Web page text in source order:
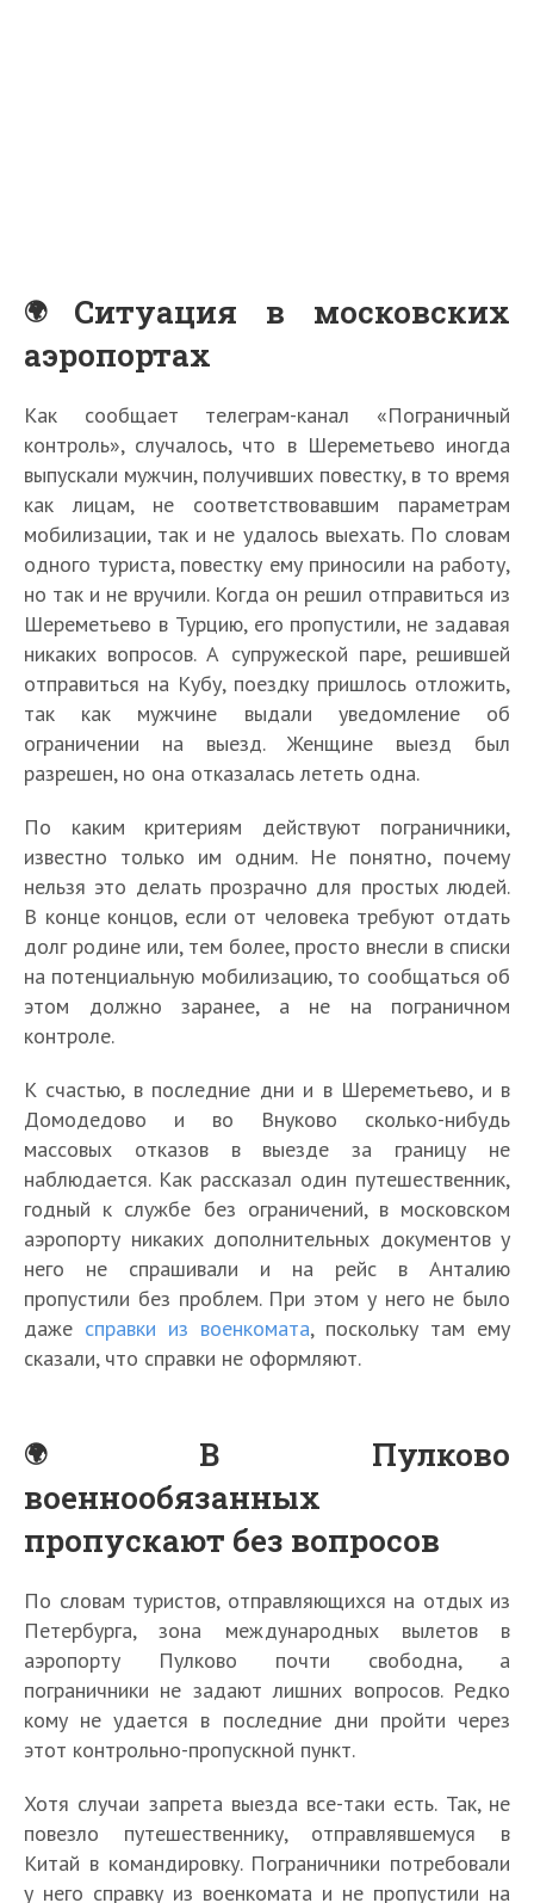
Ситуация в московских
аэропортах
Как сообщает телеграм-канал «Пограничный
контроль», случалось, что в Шереметьево иногда
выпускали мужчин, получивших повестку, в то время
как лицам, не соответствовавшим параметрам
мобилизации, так и не удалось выехать. По словам
одного туриста, повестку ему приносили на работу,
но так и не вручили. Когда он решил отправиться из
Шереметьево в Турцию, его пропустили, не задавая
никаких вопросов. А супружеской паре, решившей
отправиться на Кубу, поездку пришлось отложить,
так как мужчине выдали уведомление об
ограничении на выезд. Женщине выезд был
разрешен, но она отказалась лететь одна.
По каким критериям действуют пограничники,
известно только им одним. Не понятно, почему
нельзя это делать прозрачно для простых людей.
В конце концов, если от человека требуют отдать
долг родине или, тем более, просто внесли в списки
на потенциальную мобилизацию, то сообщаться об
этом должно заранее, а не на пограничном
контроле.
К счастью, в последние дни и в Шереметьево, и в
Домодедово и во Внуково сколько-нибудь
массовых отказов в выезде за границу не
наблюдается. Как рассказал один путешественник,
годный к службе без ограничений, в московском
аэропорту никаких дополнительных документов у
него не спрашивали и на рейс в Анталию
пропустили без проблем. При этом у него не было
даже справки из военкомата, поскольку там ему
сказали, что справки не оформляют.
В Пулково
военнообязанных
пропускают без вопросов
По словам туристов, отправляющихся на отдых из
Петербурга, зона международных вылетов в
аэропорту Пулково почти свободна, а
пограничники не задают лишних вопросов. Редко
кому не удается в последние дни пройти через
этот контрольно-пропускной пункт.
Хотя случаи запрета выезда все-таки есть. Так, не
повезло путешественнику, отправлявшемуся в
Китай в командировку. Пограничники потребовали
у него справку из военкомата и не пропустили на